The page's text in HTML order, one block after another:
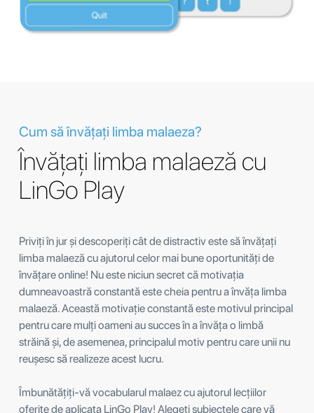
Cum să învățați limba malaeza?
Învățați limba malaeză cu
LinGo Play
Priviți în jur și descoperiți cât de distractiv este să învățați
limba malaeză cu ajutorul celor mai bune oportunități de
învățare online! Nu este niciun secret că motivația
dumneavoastră constantă este cheia pentru a învăța limba
malaeză. Această motivație constantă este motivul principal
pentru care mulți oameni au succes în a învăța o limbă
străină și, de asemenea, principalul motiv pentru care unii nu
reușesc să realizeze acest lucru.
Îmbunătățiți-vă vocabularul malaez cu ajutorul lecțiilor
oferite de aplicața LinGo Play! Alegeți subiectele care vă